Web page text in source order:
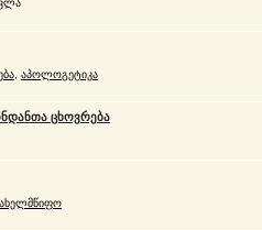
, აპოლოგეტიკა
ცხოვრება